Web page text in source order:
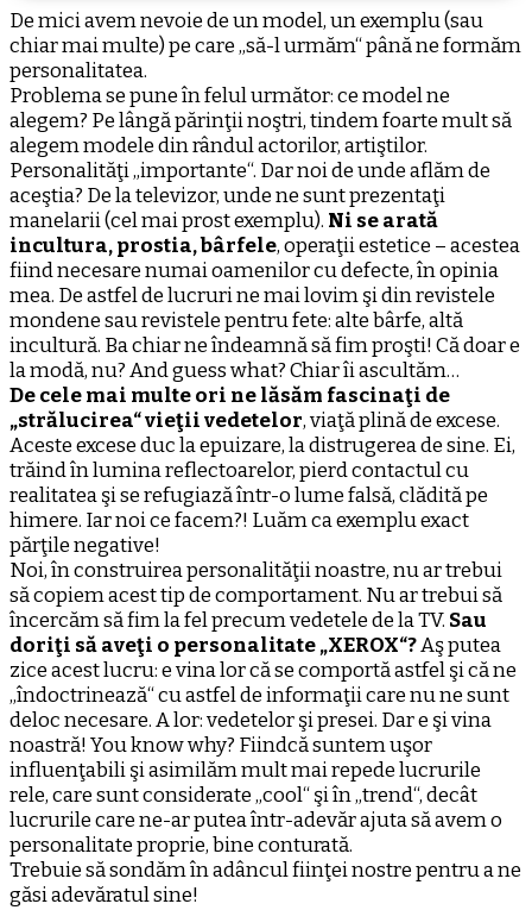
De mici avem nevoie de un model, un exemplu (sau
chiar mai multe) pe care „să-l urmăm“ până ne formăm
personalitatea.
Problema se pune în felul următor: ce model ne
alegem? Pe lângă părinţii noştri, tindem foarte mult să
alegem modele din rândul actorilor, artiştilor.
Personalităţi „importante“. Dar noi de unde aflăm de
aceştia? De la televizor, unde ne sunt prezentaţi
manelarii (cel mai prost exemplu). Ni se arată
incultura, prostia, bârfele, operaţii estetice – acestea
fiind necesare numai oamenilor cu defecte, în opinia
mea. De astfel de lucruri ne mai lovim şi din revistele
mondene sau revistele pentru fete: alte bârfe, altă
incultură. Ba chiar ne îndeamnă să fim proşti! Că doar e
la modă, nu? And guess what? Chiar îi ascultăm…
De cele mai multe ori ne lăsăm fascinaţi de
„strălucirea“ vieţii vedetelor, viaţă plină de excese.
Aceste excese duc la epuizare, la distrugerea de sine. Ei,
trăind în lumina reflectoarelor, pierd contactul cu
realitatea şi se refugiază într-o lume falsă, clădită pe
himere. Iar noi ce facem?! Luăm ca exemplu exact
părţile negative!
Noi, în construirea personalităţii noastre, nu ar trebui
să copiem acest tip de comportament. Nu ar trebui să
încercăm să fim la fel precum vedetele de la TV. Sau
doriţi să aveţi o personalitate „XEROX“?Aş putea
zice acest lucru: e vina lor că se comportă astfel şi că ne
„îndoctrinează“ cu astfel de informaţii care nu ne sunt
deloc necesare. A lor: vedetelor şi presei. Dar e şi vina
noastră! You know why? Fiindcă suntem uşor
influenţabili şi asimilăm mult mai repede lucrurile
rele, care sunt considerate „cool“ şi în „trend“, decât
lucrurile care ne-ar putea într-adevăr ajuta să avem o
personalitate proprie, bine conturată.
Trebuie să sondăm în adâncul fiinţei nostre pentru a ne
găsi adevăratul sine!